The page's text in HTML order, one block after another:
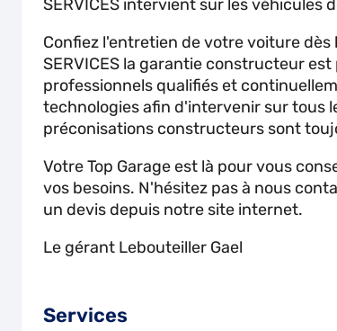
SERVICES intervient sur les véhicules
Confiez l'entretien de votre voiture dès
SERVICES la garantie constructeur
professionnels qualifiés et
technologies afin d'intervenir sur tous
préconisations constructeurs sont
Votre Top Garage est là pour vous
vos besoins. N'hésitez pas à nous
un devis depuis notre site internet.
Le gérant Lebouteiller Gael
Services